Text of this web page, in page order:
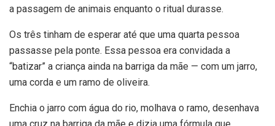
a passagem de animais enquanto o ritual durasse.
Os três tinham de esperar até que uma quarta pessoa
passasse pela ponte. Essa pessoa era convidada a
“batizar” a criança ainda na barriga da mãe — com um jarro,
uma corda e um ramo de oliveira.
Enchia o jarro com água do rio, molhava o ramo, desenhava